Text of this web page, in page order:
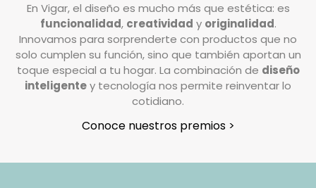
el coste de envío deberá ser abonado por el
cliente, excepto en casos de pedidos
incompletos o artículos defectuosos, donde los
gastos de devolución serán asumidos por
nosotros.
sencilla posible. Solo necesitas:
En Vigar, el diseño es mucho más que estética: es
funcionalidad, creatividad y originalidad.
Innovamos para sorprenderte con productos que no
solo cumplen su función, sino que también aportan un
toque especial a tu hogar. La combinación de diseño
inteligentey tecnología nos permite reinventar lo
cotidiano.
Conoce nuestros premios >